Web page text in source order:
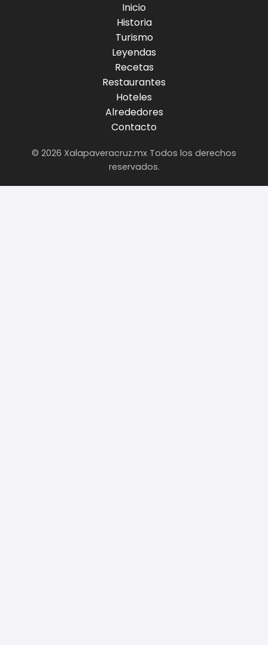
Inicio
Historia
Turismo
Leyendas
Recetas
Restaurantes
Hoteles
Alrededores
Contacto
© 2026 Xalapaveracruz.mx Todos los derechos
reservados.